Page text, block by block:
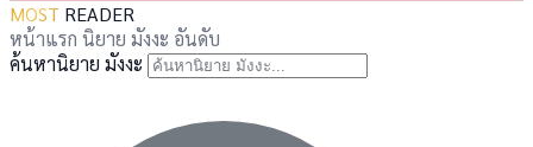
MOST READER
หน้าแรก นิยาย มังงะ อันดับ
ค้นหานิยาย มังงะ